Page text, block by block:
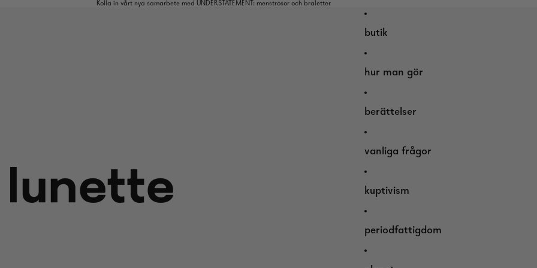
Kolla in vårt nya samarbete med UNDERSTATEMENT: menstrosor och braletter
butik
hur man gör
berättelser
vanliga frågor
kuptivism
periodfattigdom